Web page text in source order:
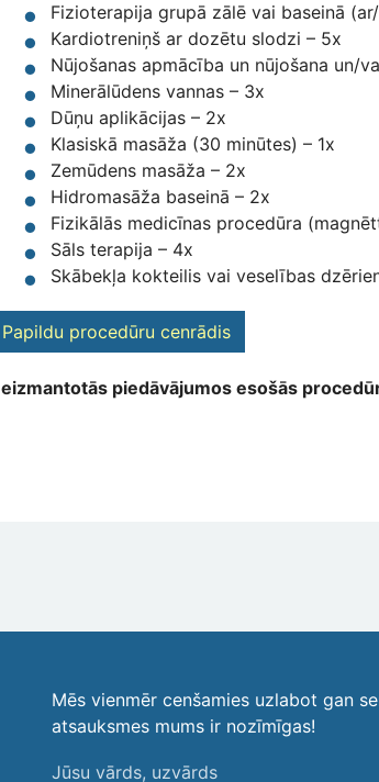
Fizioterapija grupā zālē vai baseinā
Kardiotreniņš ar dozētu slodzi – 5x
Nūjošanas apmācība un nūjošana un/
Minerālūdens vannas – 3x
Dūņu aplikācijas – 2x
Klasiskā masāža (30 minūtes) – 1x
Zemūdens masāža – 2x
Hidromasāža baseinā – 2x
Fizikālās medicīnas procedūra
Sāls terapija – 4x
Skābekļa kokteilis vai veselības
Papildu procedūru cenrādis
piedāvājumos esošās
Mēs vienmēr cenšamies uzlabot gan
atsauksmes mums ir nozīmīgas!
Jūsu